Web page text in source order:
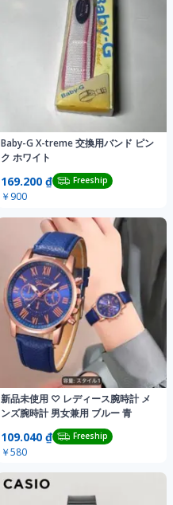
Baby-G X-treme 交換用バンド ピン
ク ホワイト
169.200 ₫ Freeship
￥900
新品未使用 ♡ レディース腕時計 メ
ンズ腕時計 男女兼用 ブルー 青
109.040 ₫ Freeship
￥580